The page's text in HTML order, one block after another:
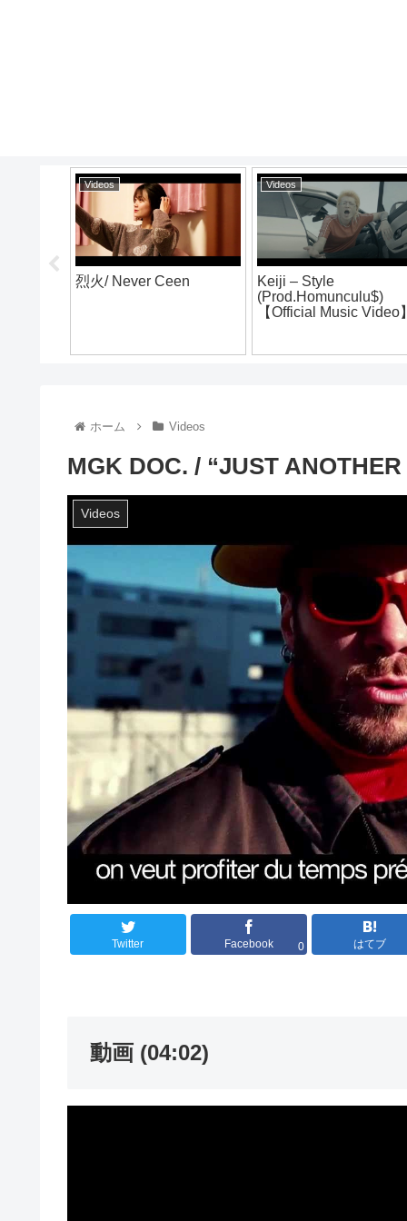
Videos
NIdra Assassin – Live
Videos
Creepy Nuts One Man
Live「Katsute
Tensaidatta Oretachie」
ホーム Videos
MGK DOC. / “JUST
Videos
Twitter Facebook 0 はてブ
動画 (04:02)